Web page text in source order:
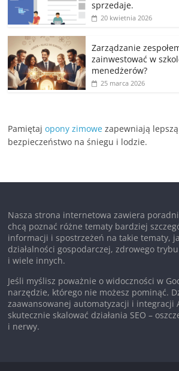
sprzedaje.
20 kwietnia 2026
Zarządzanie
zainwestować w
menedżerów?
25 marca 2026
Pamiętajopony zimowe zapewniają
bezpieczeństwo na śniegu i lodzie.
Nasza strona internetowa zawiera
chcą poznać różne tematy bardziej
informacji i spostrzeżeń na takie tematy,
działalności gospodarczej, zdrowego
i wiele innych.
Jeśli myślisz poważnie o widoczności w
narzędzie, którego nie możesz pominąć.
zaawansowanej automatyzacji i integracji
skutecznie skalować działania SEO –
i nerwy.